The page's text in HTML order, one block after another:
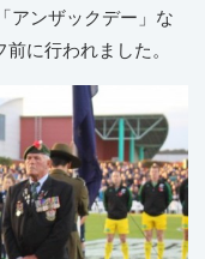
アンザックデー」な
に行われました。